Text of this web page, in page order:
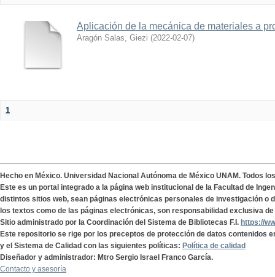
Aplicación de la mecánica de materiales a
Aragón Salas, Giezi (2022-02-07)
1
Hecho en México. Universidad Nacional Autónoma de México UNAM. Todos
Este es un portal integrado a la página web institucional de la Facultad de
distintos sitios web, sean páginas electrónicas personales de investigación o
los textos como de las páginas electrónicas, son responsabilidad exclusiva
Sitio administrado por la Coordinación del Sistema de Bibliotecas F.I. https://
Este repositorio se rige por los preceptos de protección de datos contenidos
y el Sistema de Calidad con las siguientes políticas: Política de calidad
Diseñador y administrador: Mtro Sergio Israel Franco García.
Contacto y asesoría